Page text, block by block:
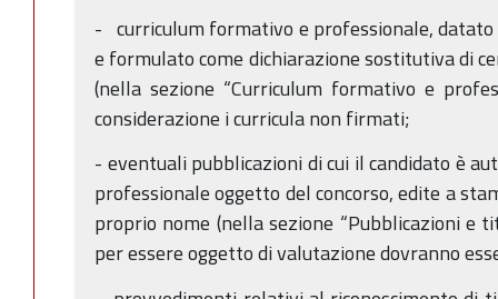
- curriculum formativo e professionale,
e formulato come dichiarazione sostitutiva di
(nella sezione “Curriculum formativo e
considerazione i curricula non firmati;
- eventuali pubblicazioni di cui il candidato è
professionale oggetto del concorso, edite a
proprio nome (nella sezione “Pubblicazioni e
per essere oggetto di valutazione dovranno